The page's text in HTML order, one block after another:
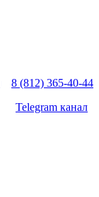
8 (812) 365-40-44
Telegram канал